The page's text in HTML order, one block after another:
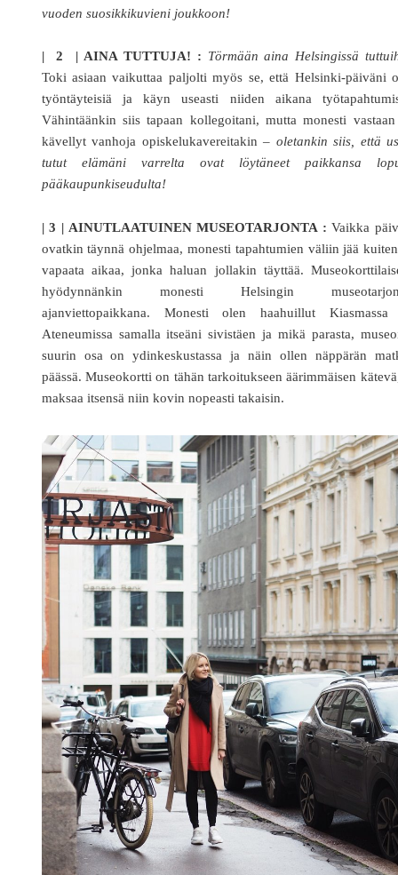
vuoden suosikkikuvieni joukkoon!
| 2 | AINA TUTTUJA! : Törmään aina Helsingissä
Toki asiaan vaikuttaa paljolti myös se, että Helsinki-päiväni
työntäyteisiä ja käyn useasti niiden aikana
Vähintäänkin siis tapaan kollegoitani, mutta monesti
kävellyt vanhoja opiskelukavereitakin – oletankin siis, että
tutut elämäni varrelta ovat löytäneet paikkansa
pääkaupunkiseudulta!
| 3 | AINUTLAATUINEN MUSEOTARJONTA : Vaikka
ovatkin täynnä ohjelmaa, monesti tapahtumien väliin jää
vapaata aikaa, jonka haluan jollakin täyttää.
hyödynnänkin monesti Helsingin
ajanviettopaikkana. Monesti olen haahuillut
Ateneumissa samalla itseäni sivistäen ja mikä parasta,
suurin osa on ydinkeskustassa ja näin ollen näppärän
päässä. Museokortti on tähän tarkoitukseen äärimmäisen
maksaa itsensä niin kovin nopeasti takaisin.